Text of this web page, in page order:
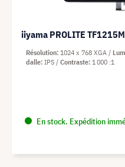
iiyama PROLITE
En stock. Expédition
Résolution 1024 x 768 XGA
dalle IPS Contraste 1 000 :1